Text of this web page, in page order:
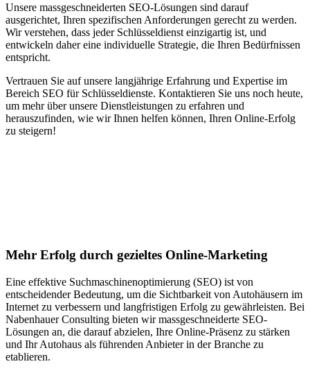
Unsere massgeschneiderten SEO-Lösungen sind darauf
ausgerichtet, Ihren spezifischen Anforderungen gerecht zu werden.
Wir verstehen, dass jeder Schlüsseldienst einzigartig ist, und
entwickeln daher eine individuelle Strategie, die Ihren Bedürfnissen
entspricht.
Vertrauen Sie auf unsere langjährige Erfahrung und Expertise im
Bereich SEO für Schlüsseldienste. Kontaktieren Sie uns noch heute,
um mehr über unsere Dienstleistungen zu erfahren und
herauszufinden, wie wir Ihnen helfen können, Ihren Online-Erfolg
zu steigern!
Mehr Erfolg durch gezieltes Online-Marketing
Eine effektive Suchmaschinenoptimierung (SEO) ist von
entscheidender Bedeutung, um die Sichtbarkeit von Autohäusern im
Internet zu verbessern und langfristigen Erfolg zu gewährleisten. Bei
Nabenhauer Consulting bieten wir massgeschneiderte SEO-
Lösungen an, die darauf abzielen, Ihre Online-Präsenz zu stärken
und Ihr Autohaus als führenden Anbieter in der Branche zu
etablieren.